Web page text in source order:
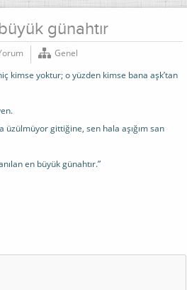
günahtır
Genel
kimse yoktur; o yüzden kimse bana aşk’tan
üzülmüyor gittiğine, sen hala aşığım san
en büyük günahtır.”